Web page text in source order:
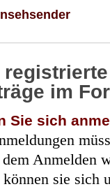
im
Sie sich
Anmelden
sie sich